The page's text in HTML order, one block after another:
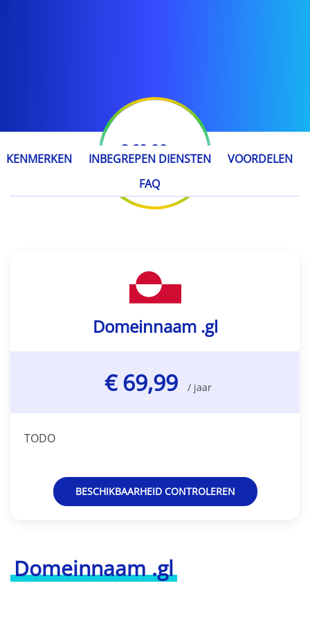
€ 69,99 / jaar
KENMERKEN INBEGREPEN DIENSTEN
VOORDELEN
FAQ
Domeinnaam .gl
Domeinnaam .gl
€ 69,99 / jaar
TODO
BESCHIKBAARHEID CONTROLEREN